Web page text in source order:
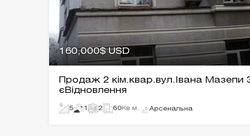
160,000$ USD
Продаж 2 кім.квар.вул.Івана Мазепи
єВідновлення
5 1 2 60 Кв.м. Арсенальна